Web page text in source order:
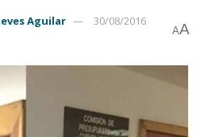
Aguilar
30/08/2016
AA